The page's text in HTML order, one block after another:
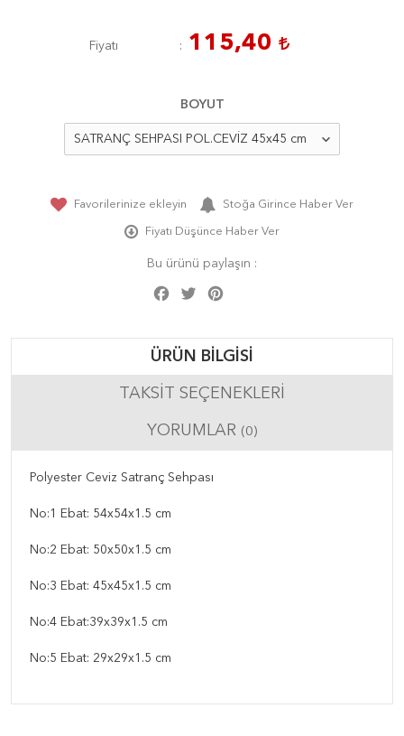
Fiyatı 115,40
BOYUT
Favorilerinize ekleyin Stoğa Girince Haber Ver
Fiyatı Düşünce Haber Ver
Bu ürünü paylaşın :
Facebook
Twitter
ÜRÜN BILGISI
TAKSIT SEÇENEKLERI
YORUMLAR (0)
Polyester Ceviz Satranç Sehpası
No:1 Ebat: 54x54x1.5 cm
No:2 Ebat: 50x50x1.5 cm
No:3 Ebat: 45x45x1.5 cm
No:4 Ebat:39x39x1.5 cm
No:5 Ebat: 29x29x1.5 cm